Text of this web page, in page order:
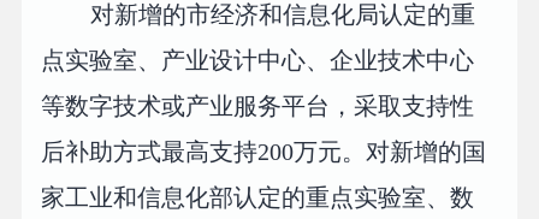
对新增的市经济和信息化局认定的重
点实验室、产业设计中心、企业技术中心
等数字技术或产业服务平台，采取支持性
后补助方式最高支持200万元。对新增的国
家工业和信息化部认定的重点实验室、数